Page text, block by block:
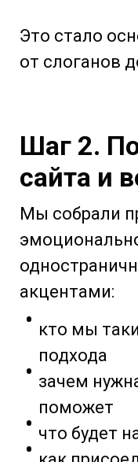
Это стало
от слоганов
Шаг 2.
сайта и
Мы собрали
акцентами:
кто мы
подхода
зачем
поможет
что будет